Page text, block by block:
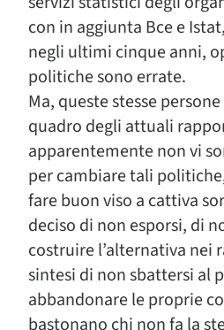
con in aggiunta Bce e
negli ultimi cinque anni,
politiche sono errate.
Ma, queste stesse
quadro degli attuali
apparentemente non vi
per cambiare tali
fare buon viso a cattiva
deciso di non esporsi, di
costruire l’alternativa nei
sintesi di non sbattersi al
abbandonare le proprie
bastonano chi non fa la